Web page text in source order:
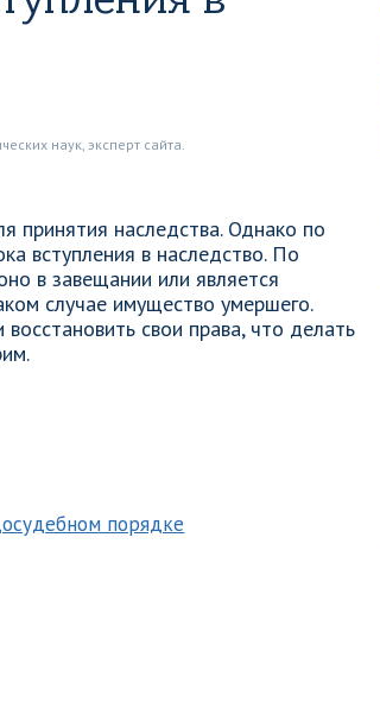
наук, эксперт сайта.
принятия наследства. Однако по
вступления в наследство. По
в завещании или является
случае имущество умершего.
свои права, что делать
порядке